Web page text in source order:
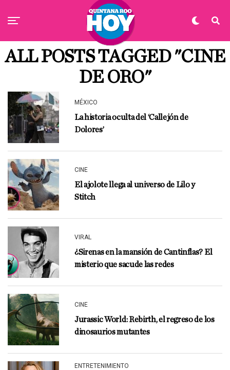
ALL POSTS TAGGED "CINE
DE ORO"
MÉXICO
La historia oculta del ‘Callejón de
Dolores’
CINE
El ajolote llega al universo de Lilo y
Stitch
VIRAL
¿Sirenas en la mansión de Cantinflas? El
misterio que sacude las redes
CINE
Jurassic World: Rebirth, el regreso de los
dinosaurios mutantes
ENTRETENIMIENTO